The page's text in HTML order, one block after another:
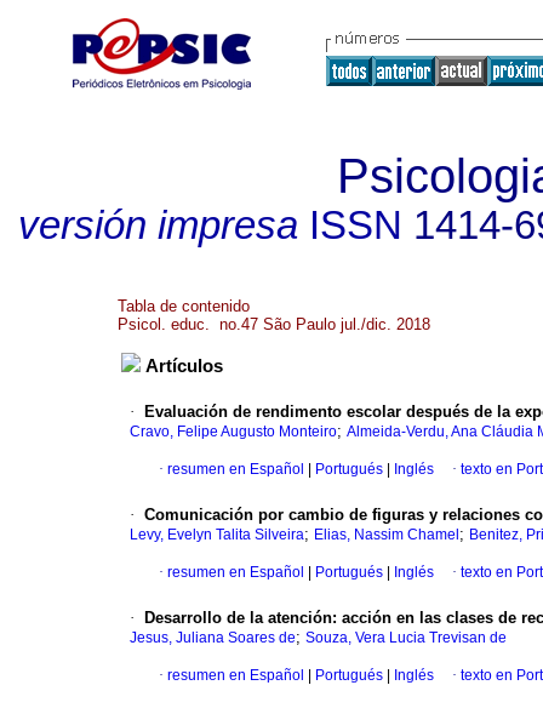
versión impresaISSN 1414-
Tabla de contenido
Psicol. educ. no.47 São Paulo jul./dic. 2018
Artículos
· Evaluación de rendimento escolar después de la
Cravo, Felipe Augusto Monteiro; Almeida-Verdu, Ana Cláudia
· resumen en Español Portugués Inglés · texto en
· Comunicación por cambio de figuras y relaciones
Levy, Evelyn Talita Silveira; Elias, Nassim Chamel ; Benitez,
· resumen en Español Portugués Inglés · texto en
· Desarrollo de la atención: acción en las clases de
Jesus, Juliana Soares de; Souza, Vera Lucia Trevisan de
· resumen en Español Portugués Inglés · texto en